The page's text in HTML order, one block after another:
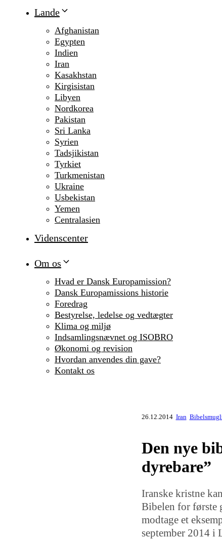
Lande
Afghanistan
Egypten
Indien
Iran
Kasakhstan
Kirgisistan
Libyen
Nordkorea
Pakistan
Sri Lanka
Syrien
Tadsjikistan
Tyrkiet
Turkmenistan
Ukraine
Usbekistan
Yemen
Centralasien
Videnscenter
Om os
Hvad er Dansk Europamission?
Dansk Europamissions historie
Foredrag
Bestyrelse, ledelse og vedtægter
Klima og miljø
Indsamlingsnævnet og ISOBRO
Økonomi og revision
Hvordan anvendes din gave?
Kontakt os
26.12.2014 Iran
Den nye
dyrebare”
Iranske kristne
Bibelen for første
modtage et
september 2014 i